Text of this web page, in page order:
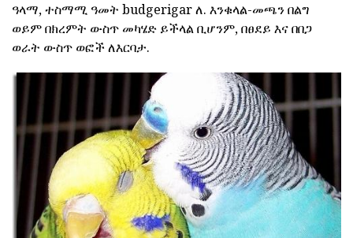
ዓላማ, ተስማሚ ዓመት budgerigar ለ. እንቁላል-መጫን በልግ
ወይም በክረምት ውስጥ መካሄድ ይችላል ቢሆንም, በፀደይ እና በበጋ
ወራት ውስጥ ወፎች ለእርባታ.